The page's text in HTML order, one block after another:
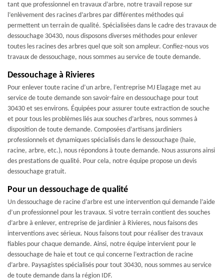
tant que professionnel en travaux d’arbre, notre travail repose sur
l’enlèvement des racines d’arbres par différentes méthodes qui
permettent un terrain de qualité. Spécialisées dans le cadre des travaux de
dessouchage 30430, nous disposons diverses méthodes pour enlever
toutes les racines des arbres quel que soit son ampleur. Confiez-nous vos
travaux de dessouchage, nous sommes au service de toute demande.
Dessouchage à Rivieres
Pour enlever toute racine d’un arbre, l’entreprise MJ Elagage met au
service de toute demande son savoir-faire en dessouchage pour tout
30430 et ses environs. Équipées pour assurer toute extraction de souche
et pour tous les problèmes liés aux souches d’arbres, nous sommes à
disposition de toute demande. Composées d’artisans jardiniers
professionnels et dynamiques spécialisés dans le dessouchage (haie,
racine, arbre, etc.), nous répondons à toute demande. Nous assurons ainsi
des prestations de qualité. Pour cela, notre équipe propose un devis
dessouchage gratuit.
Pour un dessouchage de qualité
Un dessouchage de racine d’arbre est une intervention qui demande l’aide
d’un professionnel pour les travaux. Si votre terrain contient des souches
d’arbre à enlever, entreprise de jardinier à Rivieres, nous faisons des
interventions avec sérieux. Nous faisons tout pour réaliser des travaux
fiables pour chaque demande. Ainsi, notre équipe intervient pour le
dessouchage de haie et tout ce qui concerne l’extraction de racine
d’arbre. Paysagistes spécialisés pour tout 30430, nous sommes au service
de toute demande dans la région IDF.